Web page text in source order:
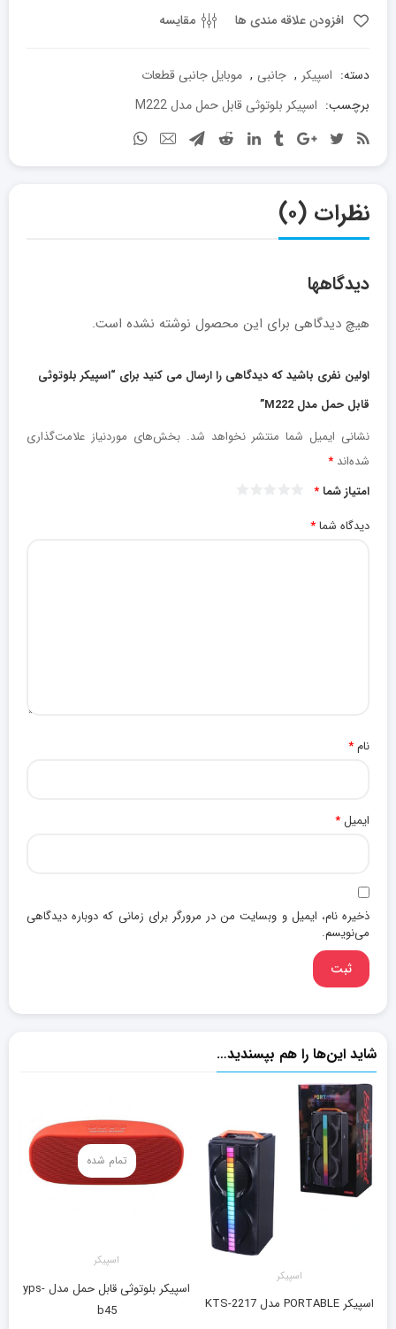
افزودن علاقه مندی ها مقایسه
دسته: اسپیکر , جانبی , موبایل جانبی قطعات
برچسب: اسپیکر بلوتوثی قابل حمل مدل M222
نظرات (۰)
دیدگاهها
هیچ دیدگاهی برای این محصول نوشته نشده است.
اولین نفری باشید که دیدگاهی را ارسال می کنید برای “اسپیکر بلوتوثی
قابل حمل مدل M222”
نشانی ایمیل شما منتشر نخواهد شد. بخش‌های موردنیاز علامت‌گذاری
شده‌اند *
امتیاز شما*
دیدگاه شما*
نام*
ایمیل*
ذخیره نام، ایمیل و وبسایت من در مرورگر برای زمانی که دوباره دیدگاهی
می‌نویسم.
شاید این‌ها را هم بپسندید…
اسپیکر
اسپیکر PORTABLE مدل KTS-2217
تمام شده
اسپیکر
اسپیکر بلوتوثی قابل حمل مدل yps-
b45